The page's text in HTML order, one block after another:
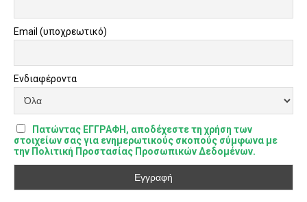
Email (υποχρεωτικό)
Ενδιαφέροντα
Πατώντας ΕΓΓΡΑΦΗ, αποδέχεστε τη χρήση των
στοιχείων σας για ενημερωτικούς σκοπούς σύμφωνα με
την Πολιτική Προστασίας Προσωπικών Δεδομένων.